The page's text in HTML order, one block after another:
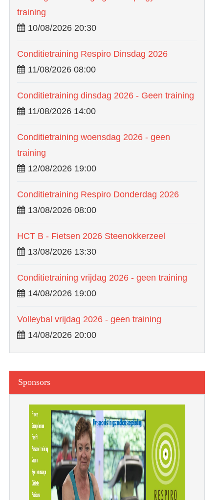
training
10/08/2026 20:30
Conditietraining Respiro Dinsdag 2026
11/08/2026 08:00
Conditietraining dinsdag 2026 - Geen training
11/08/2026 14:00
Conditietraining woensdag 2026 - geen
training
12/08/2026 19:00
Conditietraining Respiro Donderdag 2026
13/08/2026 08:00
HCT B - Fietsen 2026 Steenokkerzeel
13/08/2026 13:30
Conditietraining vrijdag 2026 - geen training
14/08/2026 19:00
Volleybal vrijdag 2026 - geen training
14/08/2026 20:00
Sponsors